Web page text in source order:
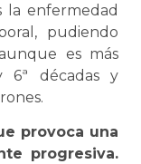
la enfermedad
pudiendo
es más
décadas y
provoca una
progresiva.